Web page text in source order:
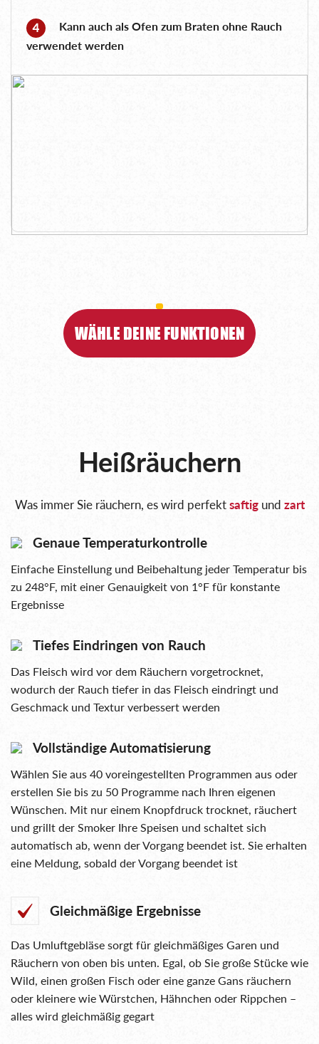
Kann auch als Ofen zum Braten ohne Rauch
verwendet werden
WÄHLE DEINE FUNKTIONEN
Heißräuchern
Was immer Sie räuchern, es wird perfektsaftigund zart
Genaue Temperaturkontrolle
Einfache Einstellung und Beibehaltung jeder Temperatur bis
zu 248°F, mit einer Genauigkeit von 1°F für konstante
Ergebnisse
Tiefes Eindringen von Rauch
Das Fleisch wird vor dem Räuchern vorgetrocknet,
wodurch der Rauch tiefer in das Fleisch eindringt und
Geschmack und Textur verbessert werden
Vollständige Automatisierung
Wählen Sie aus 40 voreingestellten Programmen aus oder
erstellen Sie bis zu 50 Programme nach Ihren eigenen
Wünschen. Mit nur einem Knopfdruck trocknet, räuchert
und grillt der Smoker Ihre Speisen und schaltet sich
automatisch ab, wenn der Vorgang beendet ist. Sie erhalten
eine Meldung, sobald der Vorgang beendet ist
Gleichmäßige Ergebnisse
Das Umluftgebläse sorgt für gleichmäßiges Garen und
Räuchern von oben bis unten. Egal, ob Sie große Stücke wie
Wild, einen großen Fisch oder eine ganze Gans räuchern
oder kleinere wie Würstchen, Hähnchen oder Rippchen –
alles wird gleichmäßig gegart